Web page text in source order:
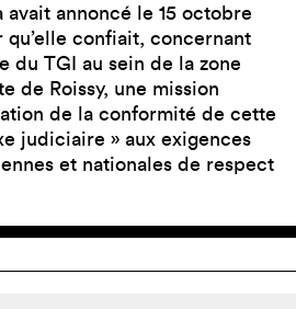
avait annoncé le 15 octobre
qu’elle confiait, concernant
du TGI au sein de la zone
de Roissy, une mission
de la conformité de cette
judiciaire » aux exigences
et nationales de respect